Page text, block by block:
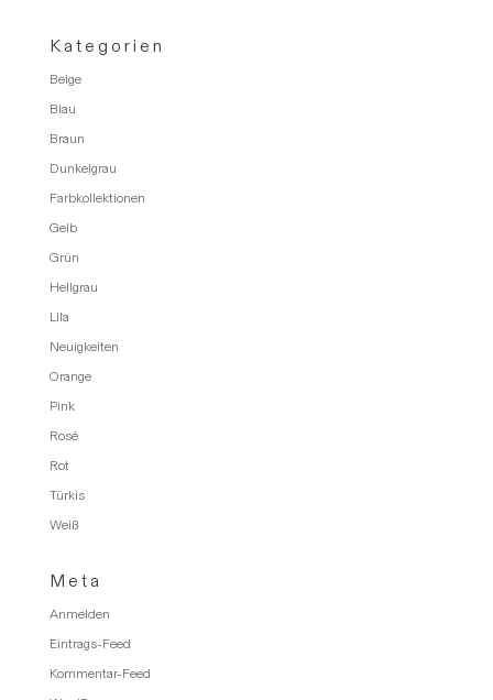
Kategorien
Beige
Blau
Braun
Dunkelgrau
Farbkollektionen
Gelb
Grün
Hellgrau
Lila
Neuigkeiten
Orange
Pink
Rosé
Rot
Türkis
Weiß
Meta
Anmelden
Eintrags-Feed
Kommentar-Feed